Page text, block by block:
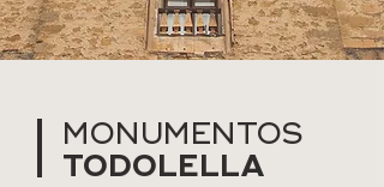
MONUMENTOS
TODOLELLA